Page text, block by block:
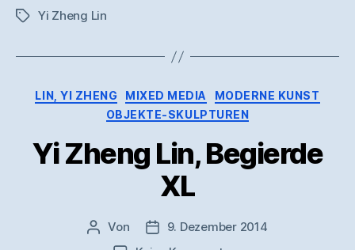
Schlagwörter
Yi Zheng Lin
Kategorien
LIN, YI ZHENG MIXED MEDIA
MODERNE KUNST
OBJEKTE-SKULPTUREN
Yi Zheng Lin, Begierde
XL
Beitragsautor
Von Veröffentlichungsdatum
9. Dezember 2014